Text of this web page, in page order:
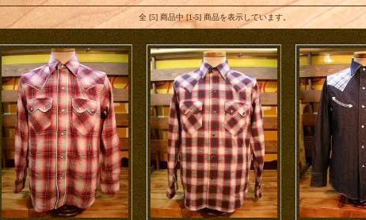
全 [5] 商品中 [1-5] 商品を表示しています。